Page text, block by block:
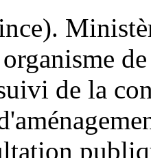
de la